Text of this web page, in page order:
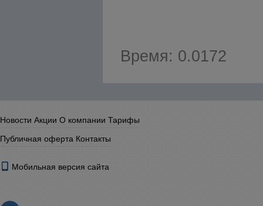
Время: 0.0172
Новости Акции О компании Тарифы
Публичная оферта Контакты
Мобильная версия сайта